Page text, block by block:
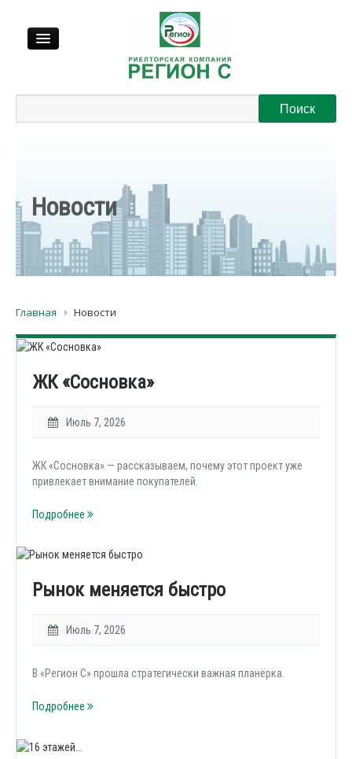
Регионы
Новости
Главная Новости
ЖК «Сосновка»
Июль 7, 2026
ЖК «Сосновка» — рассказываем, почему этот проект уже
привлекает внимание покупателей.
Подробнее
Рынок меняется быстро
Июль 7, 2026
В «Регион С» прошла стратегически важная планёрка.
Подробнее